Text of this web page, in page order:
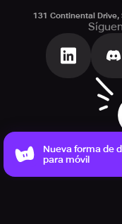
131 Continental Drive,
Nueva forma de
para móvil